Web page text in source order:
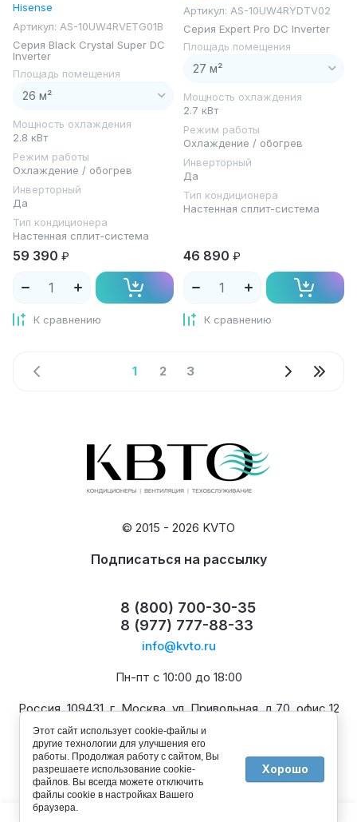
Hisense
Артикул: AS-10UW4RVETG01B
Серия Black Crystal Super DC
Inverter
Площадь помещения
Мощность охлаждения
2.8 кВт
Режим работы
Охлаждение / обогрев
Инверторный
Да
Тип кондиционера
Настенная сплит-система
59 390 ₽
К сравнению
Артикул: AS-10UW4RYDTV02
Серия Expert Pro DC Inverter
Площадь помещения
Мощность охлаждения
2.7 кВт
Режим работы
Охлаждение / обогрев
Инверторный
Да
Тип кондиционера
Настенная сплит-система
46 890 ₽
К сравнению
1 2 3
© 2015 - 2026 KVTO
Подписаться на рассылку
8 (800) 700-30-35
8 (977) 777-88-33
info@kvto.ru
Пн-пт с 10:00 до 18:00
Россия, 109431, г. Москва, ул. Привольная, д.70, офис 12
Этот сайт использует cookie-файлы и
другие технологии для улучшения его
работы. Продолжая работу с сайтом, Вы
разрешаете использование cookie-
файлов. Вы всегда можете отключить
файлы cookie в настройках Вашего
браузера.
Хорошо